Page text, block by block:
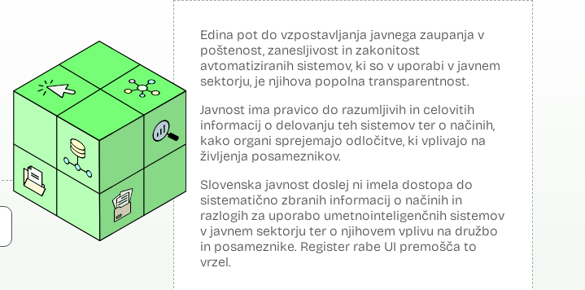
Edina pot do vzpostavljanja javnega zaupanja v
poštenost, zanesljivost in zakonitost
avtomatiziranih sistemov, ki so v uporabi v javnem
sektorju, je njihova popolna transparentnost.
Javnost ima pravico do razumljivih in celovitih
informacij o delovanju teh sistemov ter o načinih,
kako organi sprejemajo odločitve, ki vplivajo na
življenja posameznikov.
Slovenska javnost doslej ni imela dostopa do
sistematično zbranih informacij o načinih in
razlogih za uporabo umetnointeligenčnih sistemov
v javnem sektorju ter o njihovem vplivu na družbo
in posameznike. Register rabe UI premošča to
vrzel.